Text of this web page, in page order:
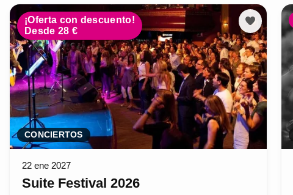
¡Oferta con descuento!
Desde 28 €
CONCIERTOS
22 ene 2027
Suite Festival 2026